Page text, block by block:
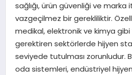
TEKNOLOJI
sağlığı, ürün güvenliği ve marka
vazgeçilmez bir gerekliliktir.
medikal, elektronik ve kimya
gerektiren sektörlerde hijyen
seviyede tutulması zorunludur.
oda sistemleri, endüstriyel